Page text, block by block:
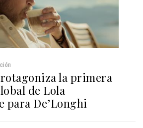
la primera
de Lola
para De’Longhi